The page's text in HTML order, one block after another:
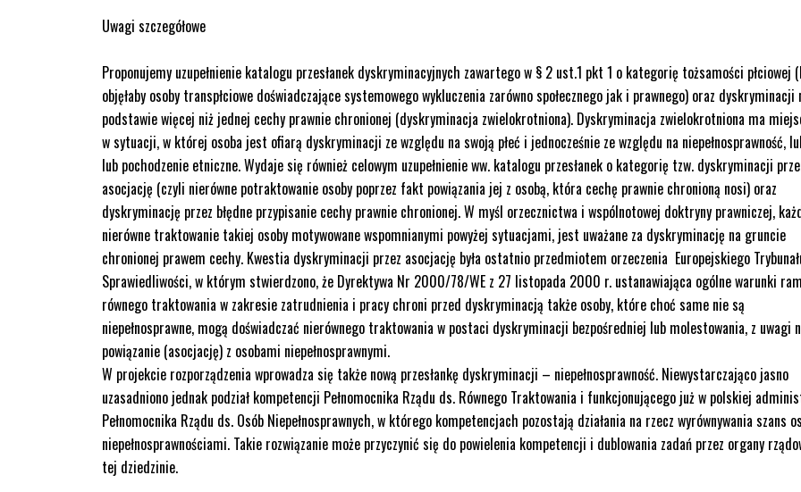
Uwagi szczegółowe
Proponujemy uzupełnienie katalogu przesłanek dyskryminacyjnych zawartego w § 2 ust.1 pkt 1 o kategorię tożsamości płciowej
objęłaby osoby transpłciowe doświadczające systemowego wykluczenia zarówno społecznego jak i prawnego) oraz dyskryminacji
podstawie więcej niż jednej cechy prawnie chronionej (dyskryminacja zwielokrotniona). Dyskryminacja zwielokrotniona ma
w sytuacji, w której osoba jest ofiarą dyskryminacji ze względu na swoją płeć i jednocześnie ze względu na niepełnosprawność,
lub pochodzenie etniczne. Wydaje się również celowym uzupełnienie ww. katalogu przesłanek o kategorię tzw. dyskryminacji
asocjację (czyli nierówne potraktowanie osoby poprzez fakt powiązania jej z osobą, która cechę prawnie chronioną nosi) oraz
dyskryminację przez błędne przypisanie cechy prawnie chronionej. W myśl orzecznictwa i wspólnotowej doktryny prawniczej,
nierówne traktowanie takiej osoby motywowane wspomnianymi powyżej sytuacjami, jest uważane za dyskryminację na gruncie
chronionej prawem cechy. Kwestia dyskryminacji przez asocjację była ostatnio przedmiotem orzeczenia Europejskiego
Sprawiedliwości, w którym stwierdzono, że Dyrektywa Nr 2000/78/WE z 27 listopada 2000 r. ustanawiająca ogólne warunki
równego traktowania w zakresie zatrudnienia i pracy chroni przed dyskryminacją także osoby, które choć same nie są
niepełnosprawne, mogą doświadczać nierównego traktowania w postaci dyskryminacji bezpośredniej lub molestowania, z uwagi
powiązanie (asocjację) z osobami niepełnosprawnymi.
W projekcie rozporządzenia wprowadza się także nową przesłankę dyskryminacji – niepełnosprawność. Niewystarczająco jasno
uzasadniono jednak podział kompetencji Pełnomocnika Rządu ds. Równego Traktowania i funkcjonującego już w polskiej
Pełnomocnika Rządu ds. Osób Niepełnosprawnych, w którego kompetencjach pozostają działania na rzecz wyrównywania szans
niepełnosprawnościami. Takie rozwiązanie może przyczynić się do powielenia kompetencji i dublowania zadań przez organy
tej dziedzinie.